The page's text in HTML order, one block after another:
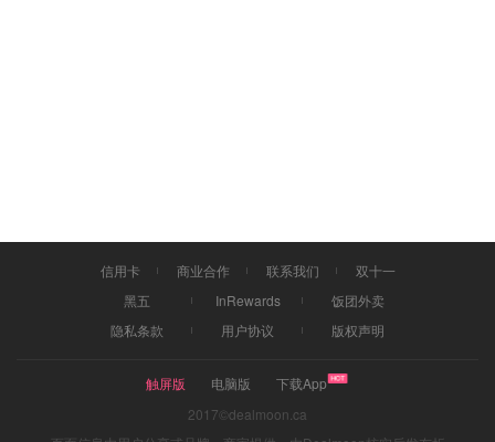
信用卡 商业合作 联系我们
双十一
黑五
InRewards
饭团外卖
隐私条款
用户协议 版权声明
触屏版 电脑版
下载App
2017©dealmoon.ca